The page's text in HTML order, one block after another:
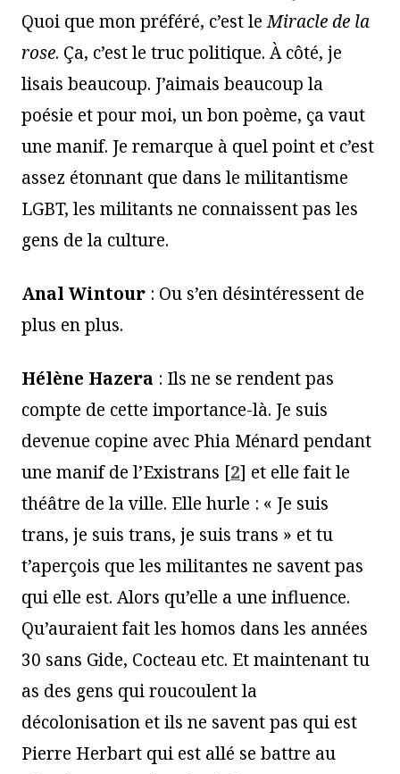
Quoi que mon préféré, c’est leMiracle de la
rose. Ça, c’est le truc politique. À côté, je
lisais beaucoup. J’aimais beaucoup la
poésie et pour moi, un bon poème, ça vaut
une manif. Je remarque à quel point et c’est
assez étonnant que dans le militantisme
LGBT, les militants ne connaissent pas les
gens de la culture.
Anal Wintour : Ou s’en désintéressent de
plus en plus.
Hélène Hazera : Ils ne se rendent pas
compte de cette importance-là. Je suis
devenue copine avec Phia Ménard pendant
une manif de l’Existrans [2] et elle fait le
théâtre de la ville. Elle hurle : « Je suis
trans, je suis trans, je suis trans » et tu
t’aperçois que les militantes ne savent pas
qui elle est. Alors qu’elle a une influence.
Qu’auraient fait les homos dans les années
30 sans Gide, Cocteau etc. Et maintenant tu
as des gens qui roucoulent la
décolonisation et ils ne savent pas qui est
Pierre Herbart qui est allé se battre au